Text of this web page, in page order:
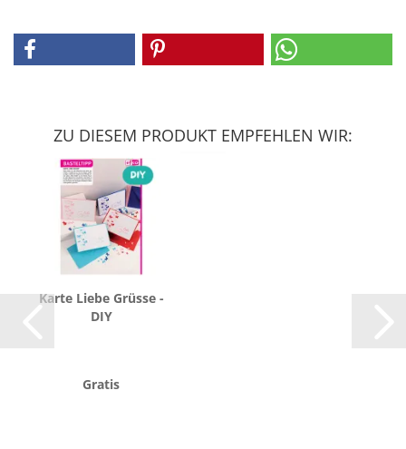
ZU DIESEM PRODUKT EMPFEHLEN WIR:
Karte Liebe Grüs­se -
DIY
Gratis